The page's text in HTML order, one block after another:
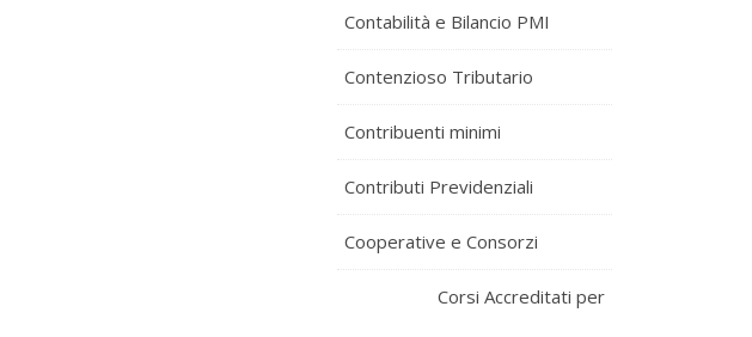
Contabilità e Bilancio PMI
Contenzioso Tributario
Contribuenti minimi
Contributi Previdenziali
Cooperative e Consorzi
Corsi Accreditati per